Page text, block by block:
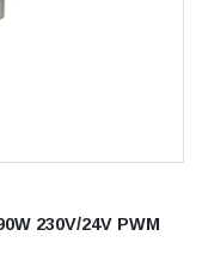
230V/24V PWM